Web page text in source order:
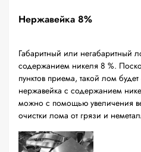
Нержавейка 8%
Габаритный или негабаритный
содержанием никеля 8 %.
пунктов приема, такой лом
нержавейка с содержанием
можно с помощью увеличения
очистки лома от грязи и